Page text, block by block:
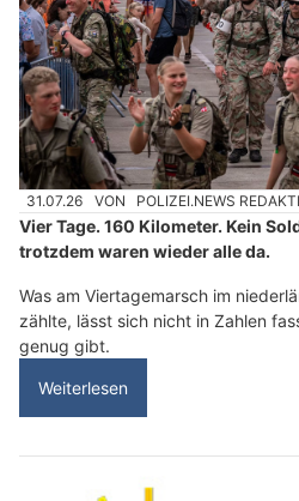
31.07.26 VON POLIZEI.NEWS
Vier Tage. 160 Kilometer. Kein
trotzdem waren wieder alle da.
Was am Viertagemarsch im
zählte, lässt sich nicht in Zahlen
genug gibt.
Weiterlesen